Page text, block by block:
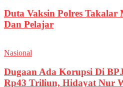
Duta Vaksin Polres Takalar
Dan Pelajar
Nasional
Dugaan Ada Korupsi Di
Rp43 Triliun, Hidayat Nur